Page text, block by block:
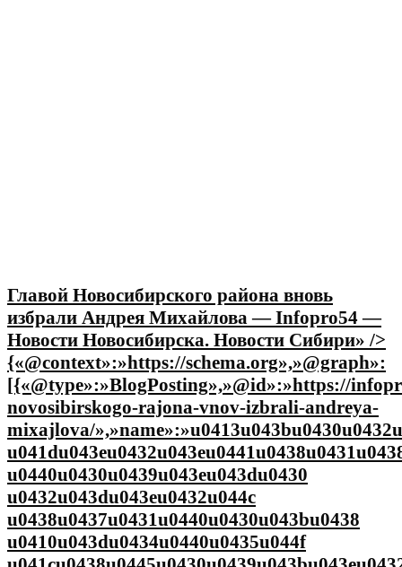
Главой Новосибирского района вновь
избрали Андрея Михайлова — Infopro54 —
Новости Новосибирска. Новости Сибири» />
{«@context»:»https://schema.org»,»@graph»:
[{«@type»:»BlogPosting»,»@id»:»https://
novosibirskogo-rajona-vnov-izbrali-andreya-
mixajlova/
u0440u0430u0439u043eu043du0430
u0432u043du043eu0432u044c
u0438u0437u0431u0440u0430u043bu0438
u0410u043du0434u0440u0435u044f